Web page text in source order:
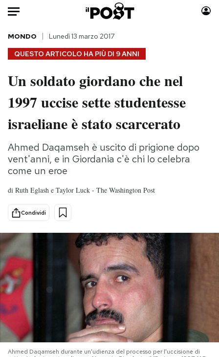
Auto
HOME
Italia
Politica
Tecnologia
Scienza
Cultura
Sport
Moda
Consumismi
Storie/Idee
Media
Mondiali calcio 2026
PODCAST
NEWSLETTER
SHOP
QUESTO ARTICOLO HA PIÙ DI 9 ANNI
MONDO Lunedì 13 marzo 2017
Un soldato giordano che nel
1997 uccise sette studentesse
israeliane è stato scarcerato
Ahmed Daqamseh è uscito di prigione dopo
vent'anni, e in Giordania c'è chi lo celebra
come un eroe
di Ruth Eglash e Taylor Luck - The Washington Post
Condividi
Ahmed Daqamseh durante un'udienza del processo per l'uccisione di